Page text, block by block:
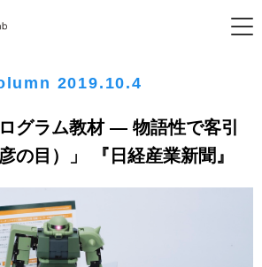
2019.10.4
グラム教材 ― 物語性で客引
の目）」 『日経産業新聞』